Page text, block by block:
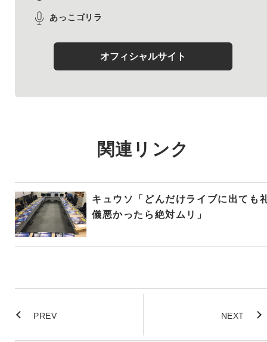
あっこゴリラ
オフィシャルサイト
関連リンク
キュウソ「どんだけライブに出ても
儀悪かったら絶対ムリ」
PREV NEXT